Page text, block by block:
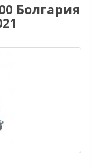
Болгария